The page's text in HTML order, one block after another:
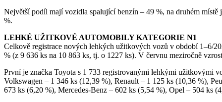
Největší podíl mají vozidla spalující benzín – 49 %, na druhém
%.
LEHKÉ UŽITKOVÉ AUTOMOBILY KATEGORIE N1
Celkově registrace nových lehkých užitkových vozů v období 1–6/
% (z 9 636 ks na 10 863 ks, tj. o 1227 ks). V červnu meziročně
První je značka Toyota s 1 733 registrovanými lehkými užitkovými
Volkswagen – 1 346 ks (12,39 %), Renault – 1 125 ks (10,36 %),
673 ks (6,20 %), Mercedes-Benz – 602 ks (5,54 %), Opel – 504 ks